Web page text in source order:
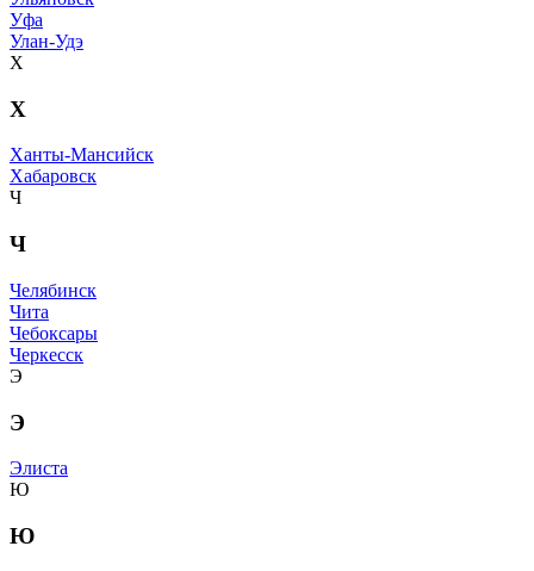
Уфа
Улан-Удэ
Х
Х
Ханты-Мансийск
Хабаровск
Ч
Ч
Челябинск
Чита
Чебоксары
Черкесск
Э
Э
Элиста
Ю
Ю